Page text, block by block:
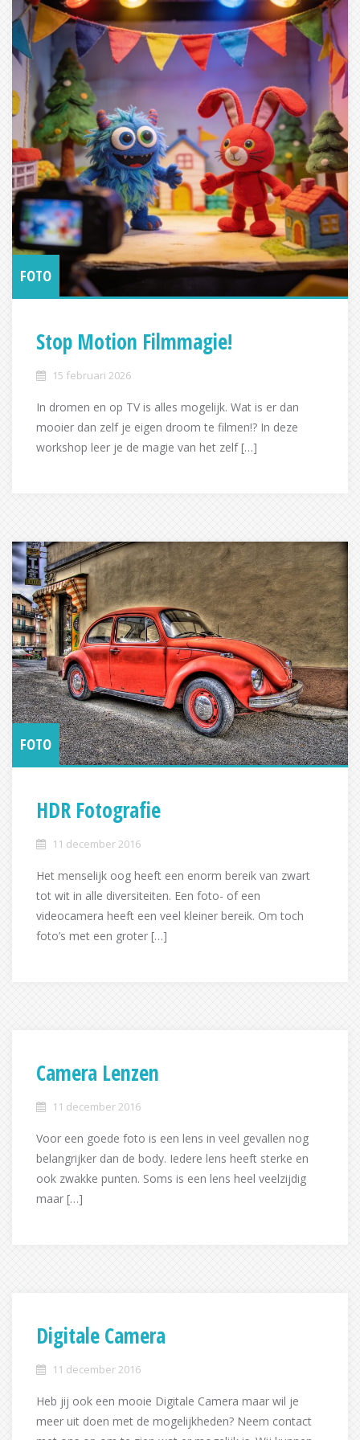
FOTO
Stop Motion Filmmagie!
15 februari 2026
In dromen en op TV is alles mogelijk. Wat is er dan
mooier dan zelf je eigen droom te filmen!? In deze
workshop leer je de magie van het zelf […]
FOTO
HDR Fotografie
11 december 2016
Het menselijk oog heeft een enorm bereik van zwart
tot wit in alle diversiteiten. Een foto- of een
videocamera heeft een veel kleiner bereik. Om toch
foto’s met een groter […]
Camera Lenzen
11 december 2016
Voor een goede foto is een lens in veel gevallen nog
belangrijker dan de body. Iedere lens heeft sterke en
ook zwakke punten. Soms is een lens heel veelzijdig
maar […]
Digitale Camera
11 december 2016
Heb jij ook een mooie Digitale Camera maar wil je
meer uit doen met de mogelijkheden? Neem contact